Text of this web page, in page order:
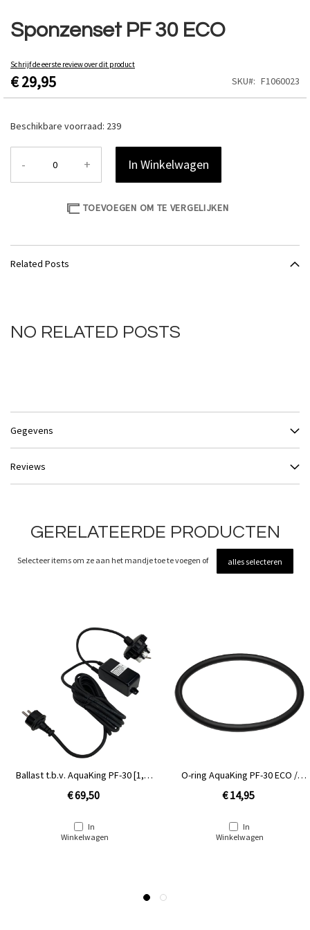
Sponzenset PF 30 ECO
Schrijf de eerste review over dit product
€ 29,95 SKU F1060023
Beschikbare voorraad: 239
- + In Winkelwagen
TOEVOEGEN OM TE VERGELIJKEN
naar
het
van
de
afbeeldingen-
Related Posts
NO RELATED POSTS
Gegevens
Reviews
GERELATEERDE PRODUCTEN
Selecteer items om ze aan het mandje toe te voegen of alles selecteren
Ballast t.b.v. AquaKing PF-30 [1,14
€ 69,50
In
Winkelwagen
O-ring AquaKing PF-30 ECO /
€ 14,95
In
Winkelwagen